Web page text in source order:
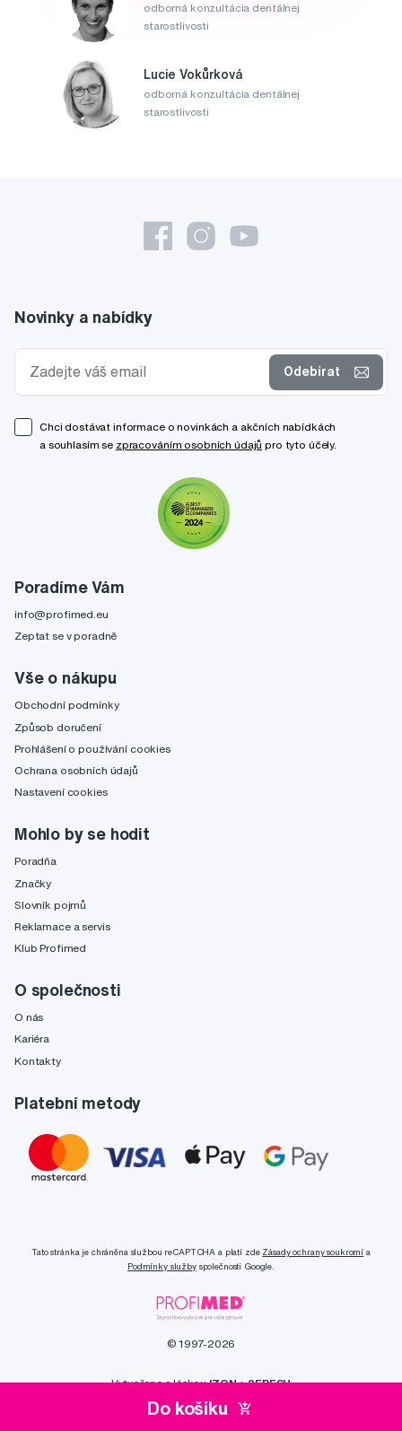
Do košíku
odborná konzultácia dentálnej
starostlivosti
Lucie Vokůrková
odborná konzultácia dentálnej
starostlivosti
Poradíme Vám
info@profimed.eu
Zeptat se v poradně
Vše o nákupu
Obchodní podmínky
Způsob doručení
Prohlášení o používání cookies
Ochrana osobních údajů
Nastavení cookies
Mohlo by se hodit
Poradňa
Značky
Slovník pojmů
Reklamace a servis
Klub Profimed
O společnosti
O nás
Kariéra
Kontakty
Platební metody
Novinky a nabídky
Odebírat
Chci dostávat informace o novinkách a akčních nabídkách
a souhlasím se zpracováním osobních údajů pro tyto účely.
Tato stránka je chráněna službou reCAPTCHA a platí zde Zásady ochrany soukromí a
Podmínky službyspolečnosti Google.
© 1997-2026
Vytvořeno s láskouIZON+2FRESH